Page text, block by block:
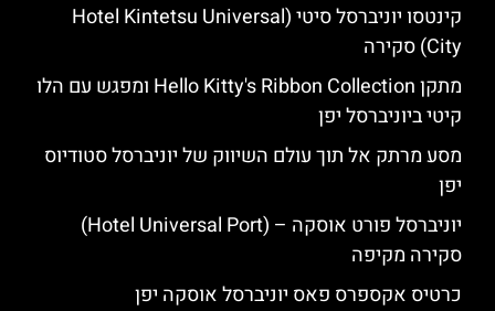
קינטסו יוניברסל סיטי (Hotel Kintetsu Universal
City) סקירה
מתקן Hello Kitty's Ribbon Collection ומפגש עם הלו
קיטי ביוניברסל יפן
מסע מרתק אל תוך עולם השיווק של יוניברסל סטודיוס
יפן
יוניברסל פורט אוסקה – (Hotel Universal Port)
סקירה מקיפה
כרטיס אקספרס פאס יוניברסל אוסקה יפן